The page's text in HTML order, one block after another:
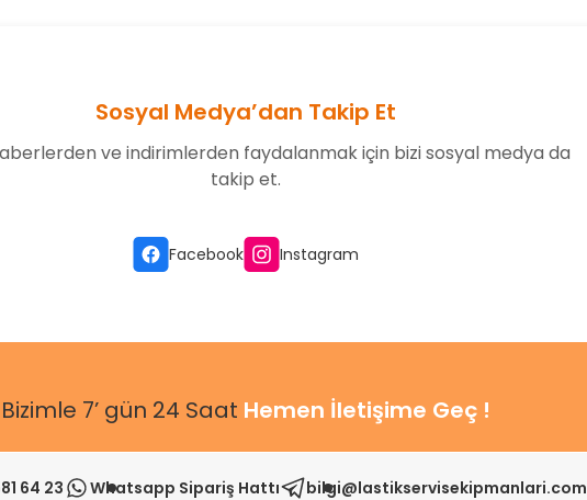
Gönder
Sosyal Medya’dan Takip Et
ve indirimlerden faydalanmak için bizi sosyal medya da
takip et.
Facebook Instagram
Bizimle 7’ gün 24 Saat Hemen İletişime Geç !
64 23 Whatsapp Sipariş Hattı bilgi@lastikservisekipmanlari.com